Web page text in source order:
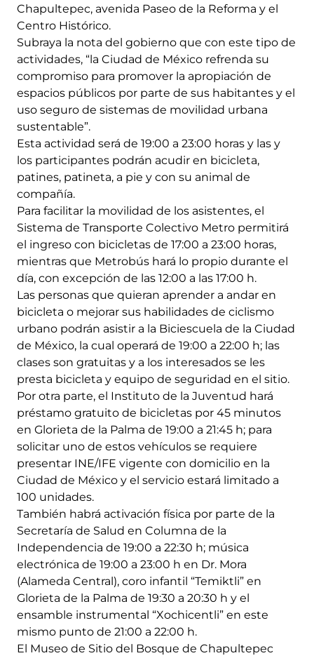
Chapultepec, avenida Paseo de la Reforma y el
Centro Histórico.
Subraya la nota del gobierno que con este tipo de
actividades, “la Ciudad de México refrenda su
compromiso para promover la apropiación de
espacios públicos por parte de sus habitantes y el
uso seguro de sistemas de movilidad urbana
sustentable”.
Esta actividad será de 19:00 a 23:00 horas y las y
los participantes podrán acudir en bicicleta,
patines, patineta, a pie y con su animal de
compañía.
Para facilitar la movilidad de los asistentes, el
Sistema de Transporte Colectivo Metro permitirá
el ingreso con bicicletas de 17:00 a 23:00 horas,
mientras que Metrobús hará lo propio durante el
día, con excepción de las 12:00 a las 17:00 h.
Las personas que quieran aprender a andar en
bicicleta o mejorar sus habilidades de ciclismo
urbano podrán asistir a la Biciescuela de la Ciudad
de México, la cual operará de 19:00 a 22:00 h; las
clases son gratuitas y a los interesados se les
presta bicicleta y equipo de seguridad en el sitio.
Por otra parte, el Instituto de la Juventud hará
préstamo gratuito de bicicletas por 45 minutos
en Glorieta de la Palma de 19:00 a 21:45 h; para
solicitar uno de estos vehículos se requiere
presentar INE/IFE vigente con domicilio en la
Ciudad de México y el servicio estará limitado a
100 unidades.
También habrá activación física por parte de la
Secretaría de Salud en Columna de la
Independencia de 19:00 a 22:30 h; música
electrónica de 19:00 a 23:00 h en Dr. Mora
(Alameda Central), coro infantil “Temiktli” en
Glorieta de la Palma de 19:30 a 20:30 h y el
ensamble instrumental “Xochicentli” en este
mismo punto de 21:00 a 22:00 h.
El Museo de Sitio del Bosque de Chapultepec